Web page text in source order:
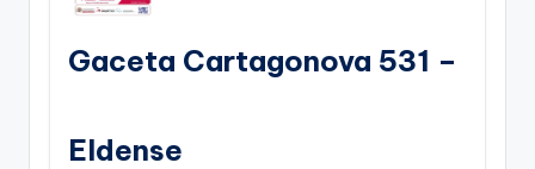
Gaceta Cartagonova 531 –
Eldense